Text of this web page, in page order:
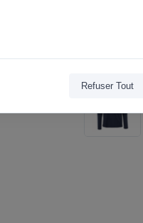
Refuser Tout